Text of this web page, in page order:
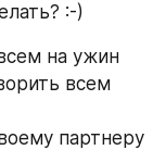
:-)
на ужин
всем
партнеру